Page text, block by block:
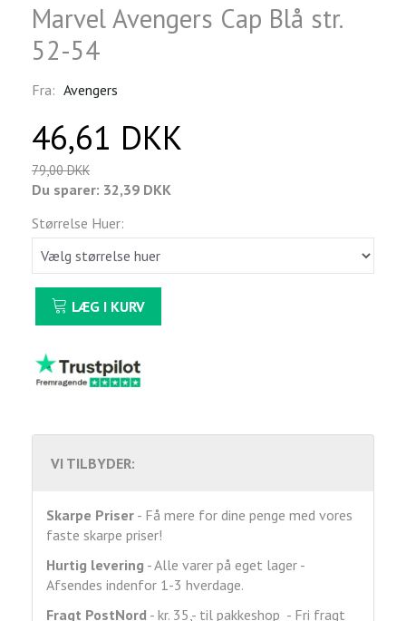
Marvel Avengers Cap Blå str.
52-54
Fra: Avengers
46,61 DKK
79,00 DKK
Du sparer: 32,39 DKK
Størrelse Huer:
LÆG I KURV
VI TILBYDER:
Skarpe Priser - Få mere for dine penge med vores
faste skarpe priser!
Hurtig levering - Alle varer på eget lager -
Afsendes indenfor 1-3 hverdage.
Fragt PostNord - kr. 35,- til pakkeshop - Fri fragt